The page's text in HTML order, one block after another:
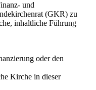
und
(GKR) zu
inhaltliche Führung
oder den
Kirche in dieser